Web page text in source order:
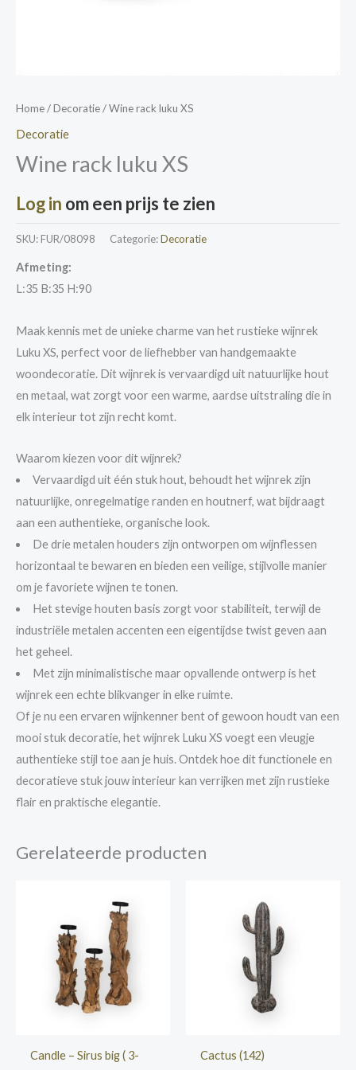
Home/Decoratie/ Wine rack luku XS
Decoratie
Wine rack luku XS
Log in om een prijs te zien
SKU: FUR/08098 Categorie:Decoratie
Afmeting:
L:35 B:35 H:90
Maak kennis met de unieke charme van het rustieke wijnrek
Luku XS, perfect voor de liefhebber van handgemaakte
woondecoratie. Dit wijnrek is vervaardigd uit natuurlijke hout
en metaal, wat zorgt voor een warme, aardse uitstraling die in
elk interieur tot zijn recht komt.
Waarom kiezen voor dit wijnrek?
Vervaardigd uit één stuk hout, behoudt het wijnrek zijn
natuurlijke, onregelmatige randen en houtnerf, wat bijdraagt
aan een authentieke, organische look.
De drie metalen houders zijn ontworpen om wijnflessen
horizontaal te bewaren en bieden een veilige, stijlvolle manier
om je favoriete wijnen te tonen.
Het stevige houten basis zorgt voor stabiliteit, terwijl de
industriële metalen accenten een eigentijdse twist geven aan
het geheel.
Met zijn minimalistische maar opvallende ontwerp is het
wijnrek een echte blikvanger in elke ruimte.
Of je nu een ervaren wijnkenner bent of gewoon houdt van een
mooi stuk decoratie, het wijnrek Luku XS voegt een vleugje
authentieke stijl toe aan je huis. Ontdek hoe dit functionele en
decoratieve stuk jouw interieur kan verrijken met zijn rustieke
flair en praktische elegantie.
Gerelateerde producten
Candle – Sirus big ( 3-
Cactus (142)